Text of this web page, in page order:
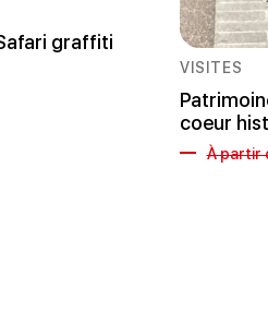
graffiti
VISITES
coeur
À partir